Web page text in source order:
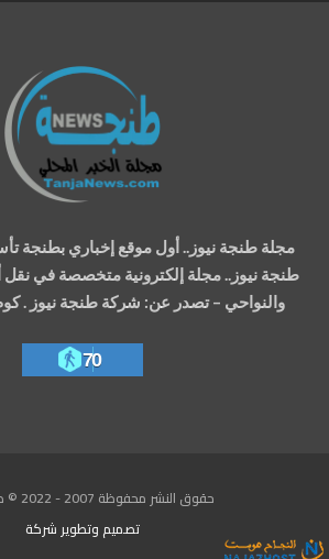
مجلة طنجة نيوز.. أول موقع إخباري بطنجة تأسس
طنجة نيوز.. مجلة إلكترونية متخصصة في نقل
والنواحي – تصدر عن: شركة طنجة نيوز . كوم
70
حقوق النشر محفوظة 2007 - 2022 © طنجة نيوز
تصميم وتطوير شركة